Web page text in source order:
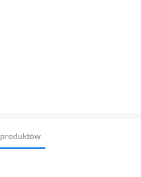
produktów